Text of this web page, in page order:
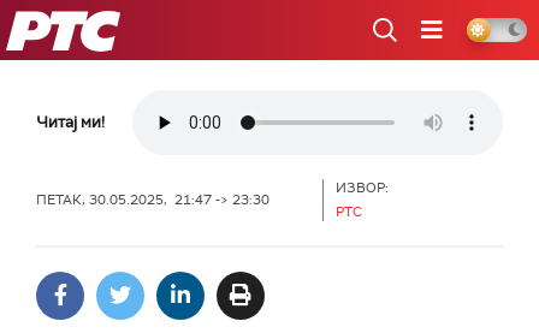
РТС
Читај ми!
ПЕТАК, 30.05.2025, 21:47 -> 23:30
ИЗВОР:
РТС